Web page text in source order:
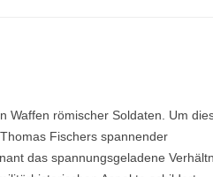
Waffen römischer Soldaten. Um
Fischers spannender
das spannungsgeladene